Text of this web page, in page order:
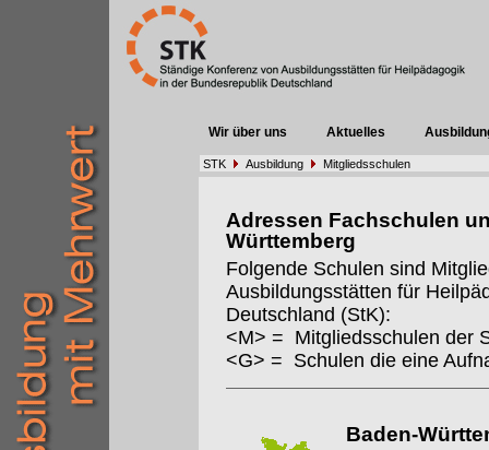
Wir über uns Aktuelles
STK Ausbildung Mitgliedsschulen
Adressen Fachschulen
Württemberg
Folgende Schulen sind
Ausbildungsstätten für
Deutschland (StK):
<M> = Mitgliedsschulen der
<G> = Schulen die eine
Baden-